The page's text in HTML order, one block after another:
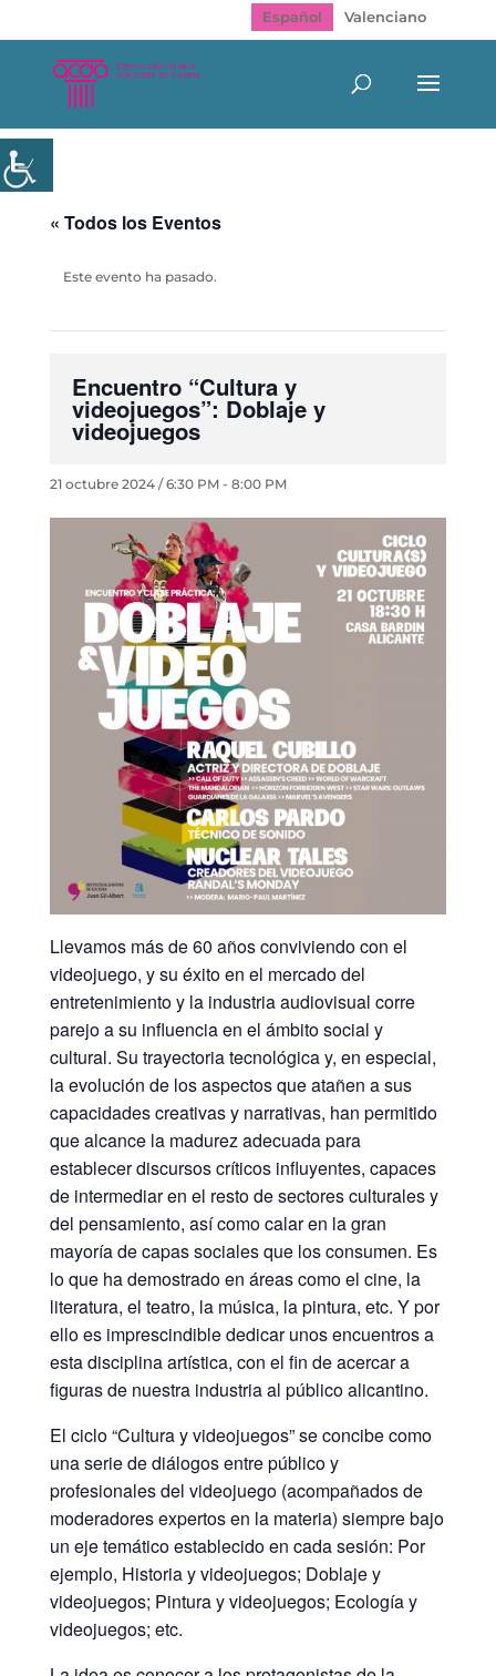
Español Valenciano
« Todos los Eventos
Este evento ha pasado.
Encuentro “Cultura y
videojuegos”: Doblaje y
videojuegos
21 octubre 2024 / 6:30 PM- 8:00 PM
Llevamos más de 60 años conviviendo con el
videojuego, y su éxito en el mercado del
entretenimiento y la industria audiovisual corre
parejo a su influencia en el ámbito social y
cultural. Su trayectoria tecnológica y, en especial,
la evolución de los aspectos que atañen a sus
capacidades creativas y narrativas, han permitido
que alcance la madurez adecuada para
establecer discursos críticos influyentes, capaces
de intermediar en el resto de sectores culturales y
del pensamiento, así como calar en la gran
mayoría de capas sociales que los consumen. Es
lo que ha demostrado en áreas como el cine, la
literatura, el teatro, la música, la pintura, etc. Y por
ello es imprescindible dedicar unos encuentros a
esta disciplina artística, con el fin de acercar a
figuras de nuestra industria al público alicantino.
El ciclo “Cultura y videojuegos” se concibe como
una serie de diálogos entre público y
profesionales del videojuego (acompañados de
moderadores expertos en la materia) siempre bajo
un eje temático establecido en cada sesión: Por
ejemplo, Historia y videojuegos; Doblaje y
videojuegos; Pintura y videojuegos; Ecología y
videojuegos; etc.